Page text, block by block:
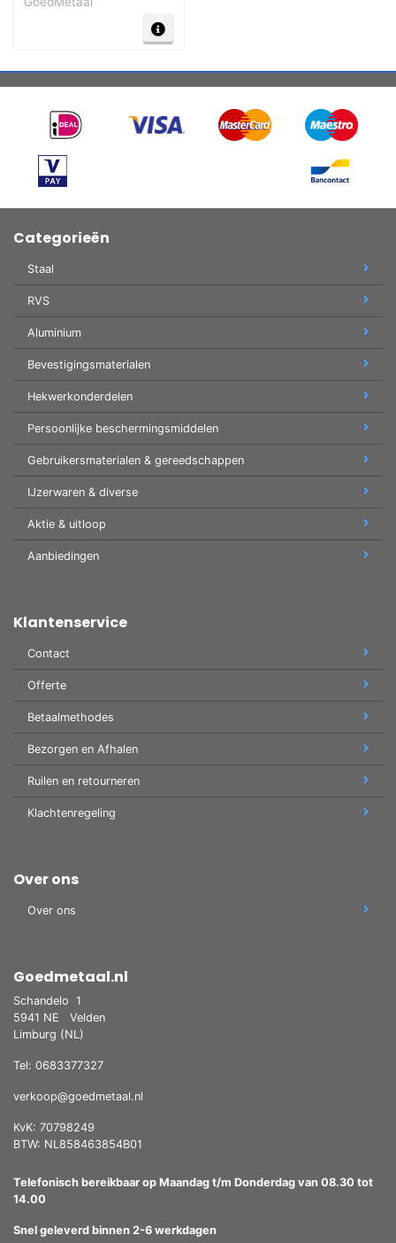
Categorieën
Staal
RVS
Aluminium
Bevestigingsmaterialen
Hekwerkonderdelen
Persoonlijke beschermingsmiddelen
Gebruikersmaterialen & gereedschappen
IJzerwaren & diverse
Aktie & uitloop
Aanbiedingen
Klantenservice
Contact
Offerte
Betaalmethodes
Bezorgen en Afhalen
Ruilen en retourneren
Klachtenregeling
Over ons
Over ons
Goedmetaal.nl
Schandelo 1
5941 NE
Velden
Limburg (NL)
Tel: 0683377327
verkoop@goedmetaal.nl
KvK: 70798249
BTW: NL858463854B01
Telefonisch bereikbaar op Maandag t/m Donderdag van 08.30 tot
14.00
Snel geleverd binnen 2-6 werkdagen